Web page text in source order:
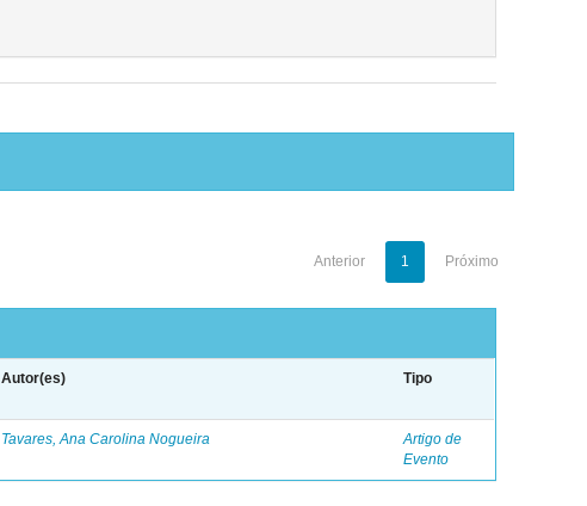
Anterior 1 Próximo
Autor(es) Tipo
Tavares, Ana Carolina Nogueira
Artigo de
Evento